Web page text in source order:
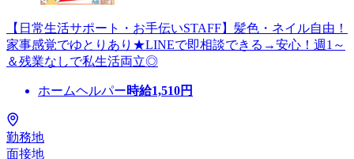
【日常生活サポート・お手伝いSTAFF】髪色・ネイル自由！
家事感覚でゆとりあり★LINEで即相談できる→安心！週1～
＆残業なしで私生活両立◎
ホームヘルパー時給1,510円
勤務地
面接地